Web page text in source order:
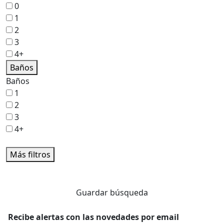
0
1
2
3
4+
Baños
Baños
1
2
3
4+
Más filtros
Guardar búsqueda
Recibe alertas con las novedades por email